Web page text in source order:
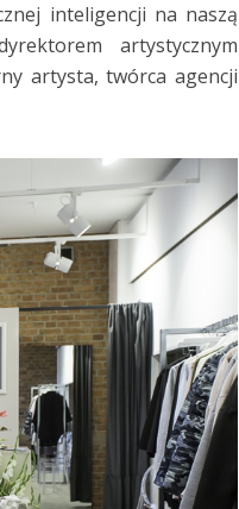
inteligencji na naszą
artystycznym
artysta, twórca agencji